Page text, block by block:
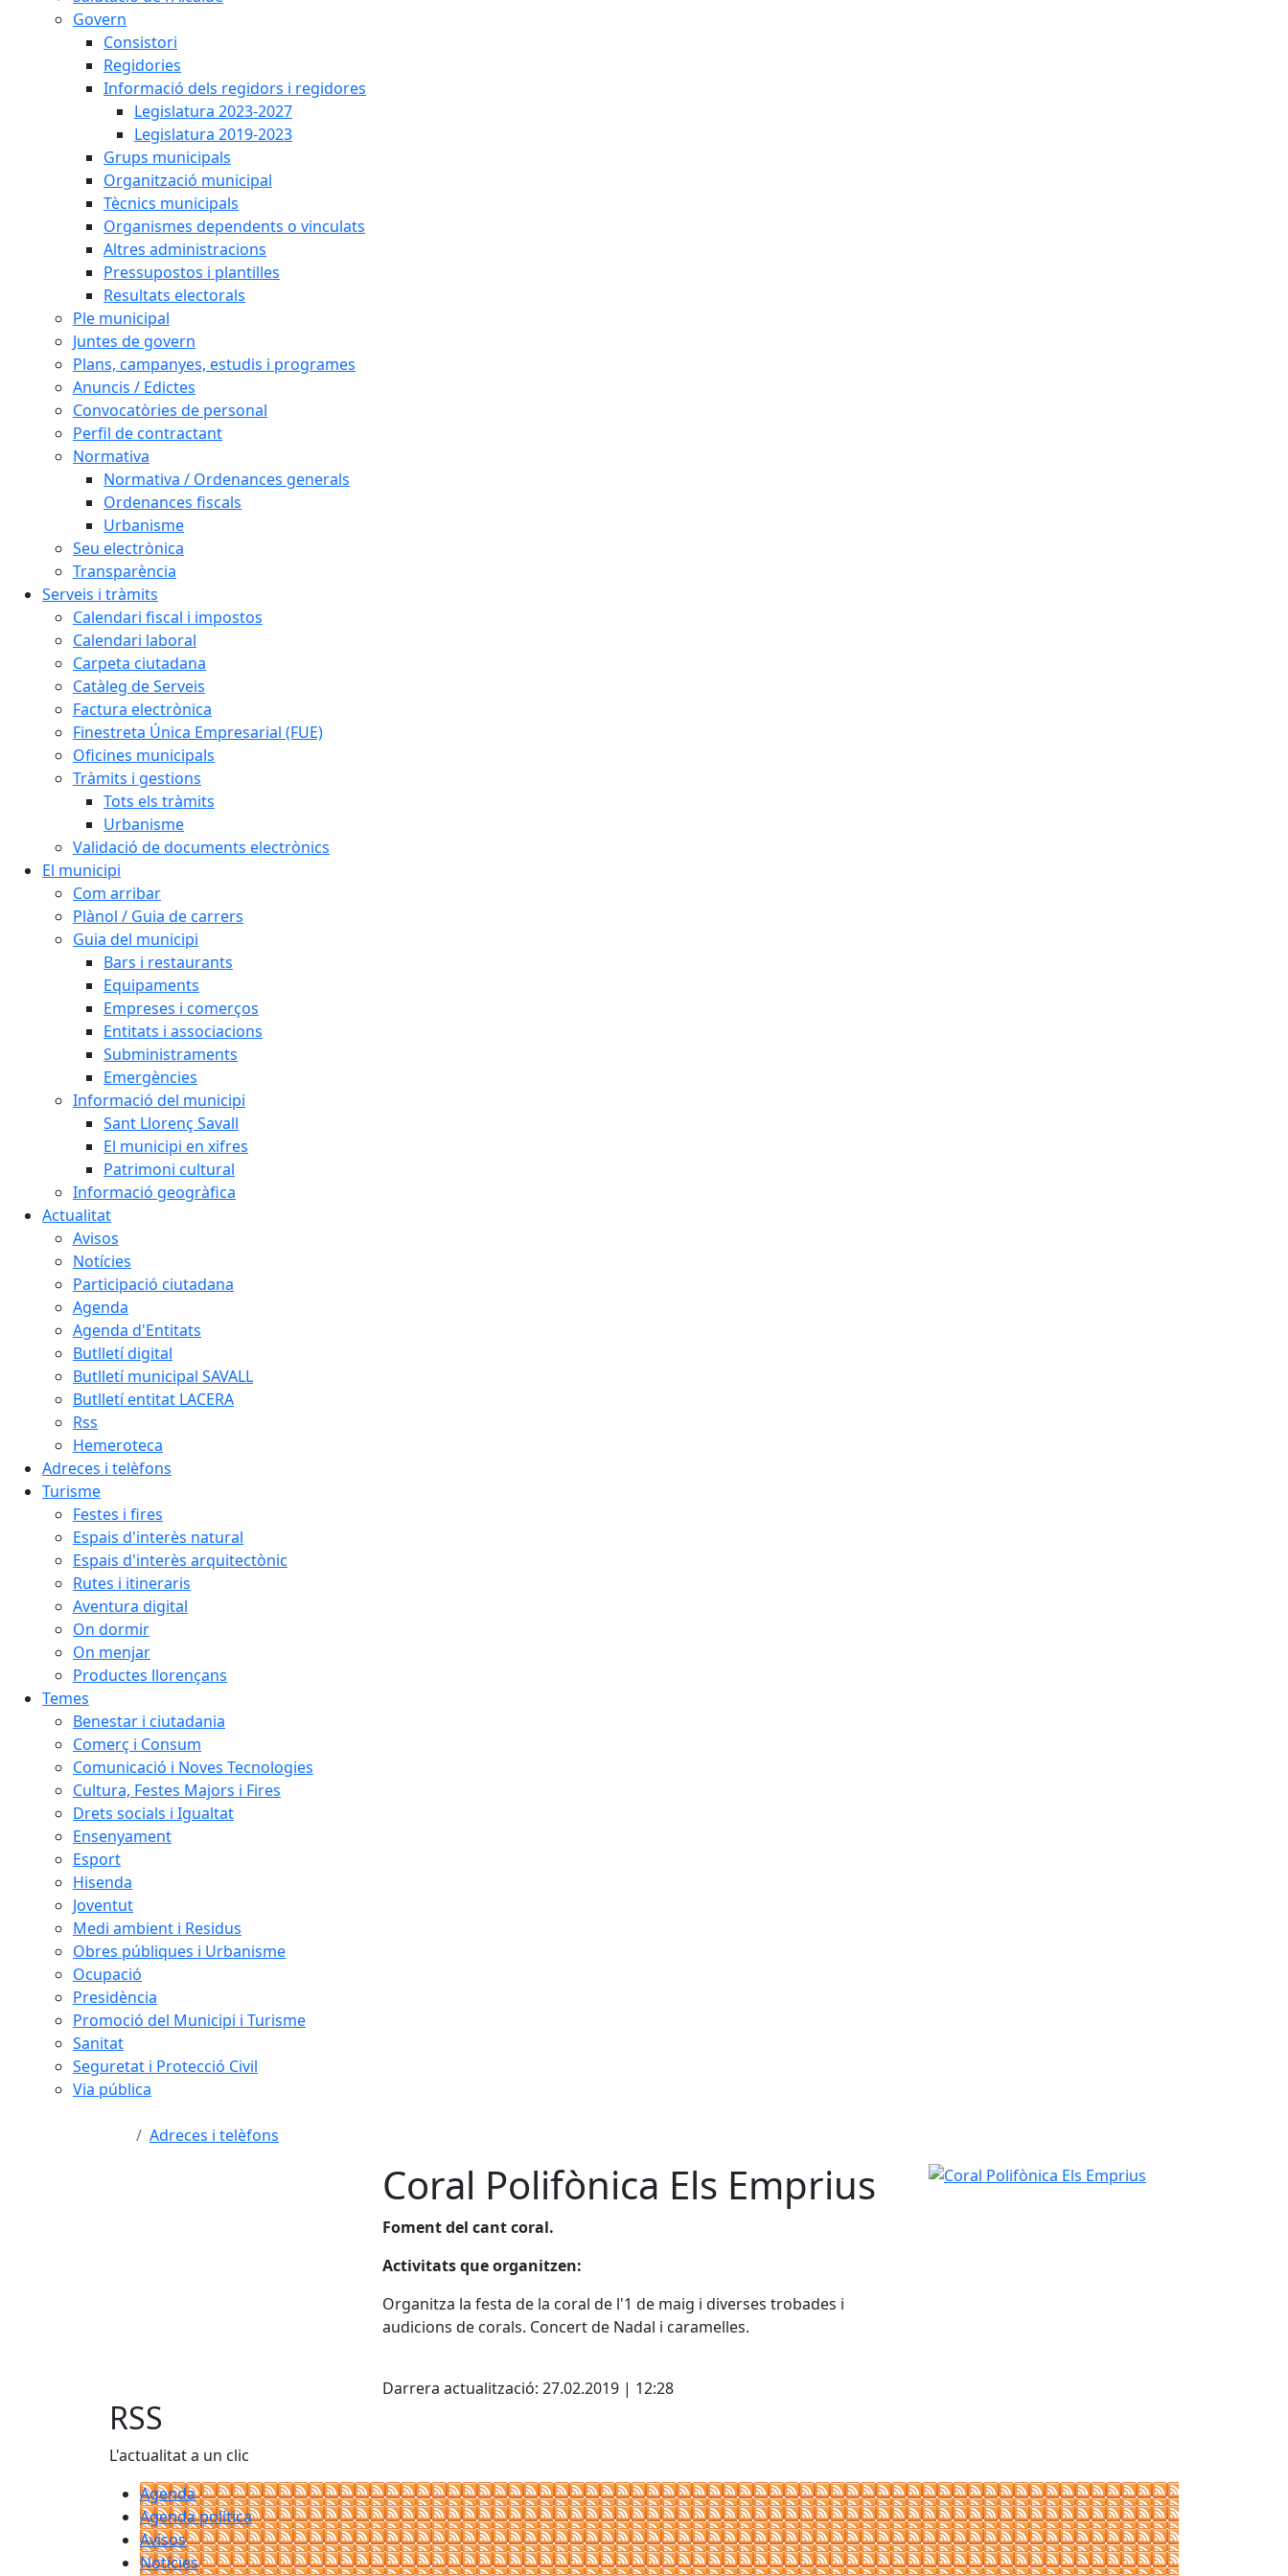
Govern
Consistori
Regidories
Informació dels regidors i regidores
Legislatura 2023-2027
Legislatura 2019-2023
Grups municipals
Organització municipal
Tècnics municipals
Organismes dependents o vinculats
Altres administracions
Pressupostos i plantilles
Resultats electorals
Ple municipal
Juntes de govern
Plans, campanyes, estudis i programes
Anuncis / Edictes
Convocatòries de personal
Perfil de contractant
Normativa
Normativa / Ordenances generals
Ordenances fiscals
Urbanisme
Seu electrònica
Transparència
Serveis i tràmits
Calendari fiscal i impostos
Calendari laboral
Carpeta ciutadana
Catàleg de Serveis
Factura electrònica
Finestreta Única Empresarial (FUE)
Oficines municipals
Tràmits i gestions
Tots els tràmits
Urbanisme
Validació de documents electrònics
El municipi
Com arribar
Plànol / Guia de carrers
Guia del municipi
Bars i restaurants
Equipaments
Empreses i comerços
Entitats i associacions
Subministraments
Emergències
Informació del municipi
Sant Llorenç Savall
El municipi en xifres
Patrimoni cultural
Informació geogràfica
Actualitat
Avisos
Notícies
Participació ciutadana
Agenda
Agenda d'Entitats
Butlletí digital
Butlletí municipal SAVALL
Butlletí entitat LACERA
Rss
Hemeroteca
Adreces i telèfons
Turisme
Festes i fires
Espais d'interès natural
Espais d'interès arquitectònic
Rutes i itineraris
Aventura digital
On dormir
On menjar
Productes llorençans
Temes
Benestar i ciutadania
Comerç i Consum
Comunicació i Noves Tecnologies
Cultura, Festes Majors i Fires
Drets socials i Igualtat
Ensenyament
Esport
Hisenda
Joventut
Medi ambient i Residus
Obres públiques i Urbanisme
Ocupació
Presidència
Promoció del Municipi i Turisme
Sanitat
Seguretat i Protecció Civil
Via pública
Adreces i telèfons
Coral Polifònica Els Emprius
Foment del cant coral.
Activitats que organitzen:
Organitza la festa de la coral de l'1 de maig i diverses trobades i
audicions de corals. Concert de Nadal i caramelles.
Darrera actualització: 27.02.2019 | 12:28
Coral Polifònica Els Emprius
RSS
L'actualitat a un clic
Agenda
Agenda política
Avisos
Notícies